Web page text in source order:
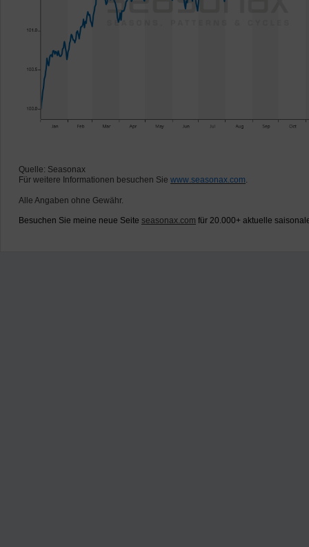
Quelle: Seasonax
Für weitere Informationen besuchen Sie www.seasonax.com.
Alle Angaben ohne Gewähr.
Besuchen Sie meine neue Seite seasonax.com für 20.000+ aktuelle